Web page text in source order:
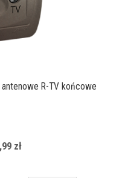
R-TV końcowe
zł